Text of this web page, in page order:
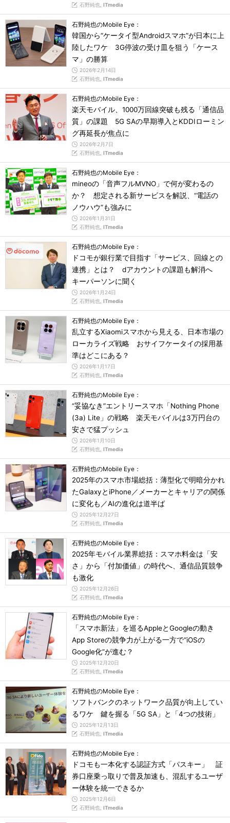
石野純也, ITmedia
石野純也のMobile Eye：
韓国から“ケータイ型Androidスマホ”が日本に上
陸したワケ 3G停波の受け皿を狙う「ケース
マ」の勝算
2026年2月14日
石野純也, ITmedia
石野純也のMobile Eye：
楽天モバイル、1000万回線突破も残る「通信品
質」の課題 5G SAの早期導入とKDDIローミン
グ再延長が焦点に
2026年2月7日
石野純也, ITmedia
石野純也のMobile Eye：
mineoの「音声フルMVNO」で何が変わるの
か？ 想定される新サービスを解説、“電話の
ノウハウ”も強みに
2026年1月31日
石野純也, ITmedia
石野純也のMobile Eye：
ドコモが銀行業で目指す「サービス、回線との
連携」とは？ dアカウントの課題も解消へ
キーパーソンに聞く
2026年1月24日
石野純也, ITmedia
石野純也のMobile Eye：
乱立するXiaomiスマホから見える、日本市場の
ローカライズ戦略 おサイフケータイの採用基
準はどこにある？
2026年1月17日
石野純也, ITmedia
石野純也のMobile Eye：
“妥協なき”エントリースマホ「Nothing Phone
(3a) Lite」の戦略 楽天モバイルは3万円台の
安さで猛プッシュ
2026年1月10日
石野純也, ITmedia
石野純也のMobile Eye：
2025年のスマホ市場総括：薄型化で明暗分かれ
たGalaxyとiPhone／メーカーとキャリアの関係
に変化も／AIの進化は道半ば
2025年12月27日
石野純也, ITmedia
石野純也のMobile Eye：
2025年モバイル業界総括：スマホ料金は「安
さ」から「付加価値」の時代へ、通信品質競争
も激化
2025年12月26日
石野純也, ITmedia
石野純也のMobile Eye：
「スマホ新法」を巡るAppleとGoogleの動き
App Storeの競争力が上がる一方で“iOSの
Google化”が進む？
2025年12月20日
石野純也, ITmedia
石野純也のMobile Eye：
ソフトバンクのネットワーク品質が向上してい
るワケ 鍵を握る「5G SA」と「4つの技術」
2025年12月13日
石野純也, ITmedia
石野純也のMobile Eye：
ドコモも一本化する認証方式「パスキー」 証
券口座乗っ取りで普及加速も、混乱するユーザ
ー体験を統一できるか
2025年12月6日
石野純也, ITmedia